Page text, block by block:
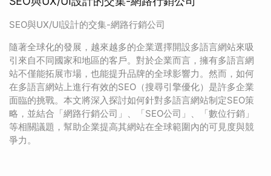
SEO與UX/UI設計的交集-網路行銷公司
隨著全球化的發展，越來越多的企業選擇開設多語言網站來吸
引來自不同國家和地區的客戶。對於企業而言，擁有多語言網
站不僅能拓展市場，也能提升品牌的全球影響力。然而，如何
在多語言網站上進行有效的SEO（搜尋引擎優化）是許多企業
面臨的挑戰。本文將深入探討如何針對多語言網站制定SEO策
略，並結合「網路行銷公司」、「SEO公司」、「數位行銷」
等相關議題，幫助企業提高其網站在全球範圍內的可見度與競
爭力。